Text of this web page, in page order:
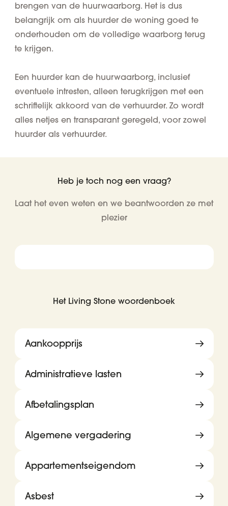
brengen van de huurwaarborg. Het is dus
belangrijk om als huurder de woning goed te
onderhouden om de volledige waarborg terug
te krijgen.
Een huurder kan de huurwaarborg, inclusief
eventuele intresten, alleen terugkrijgen met een
schriftelijk akkoord van de verhuurder. Zo wordt
alles netjes en transparant geregeld, voor zowel
huurder als verhuurder.
Heb je toch nog een vraag?
Laat het even weten en we beantwoorden ze met
plezier
Het Living Stone woordenboek
Aankoopprijs
Administratieve lasten
Afbetalingsplan
Algemene vergadering
Appartementseigendom
Asbest